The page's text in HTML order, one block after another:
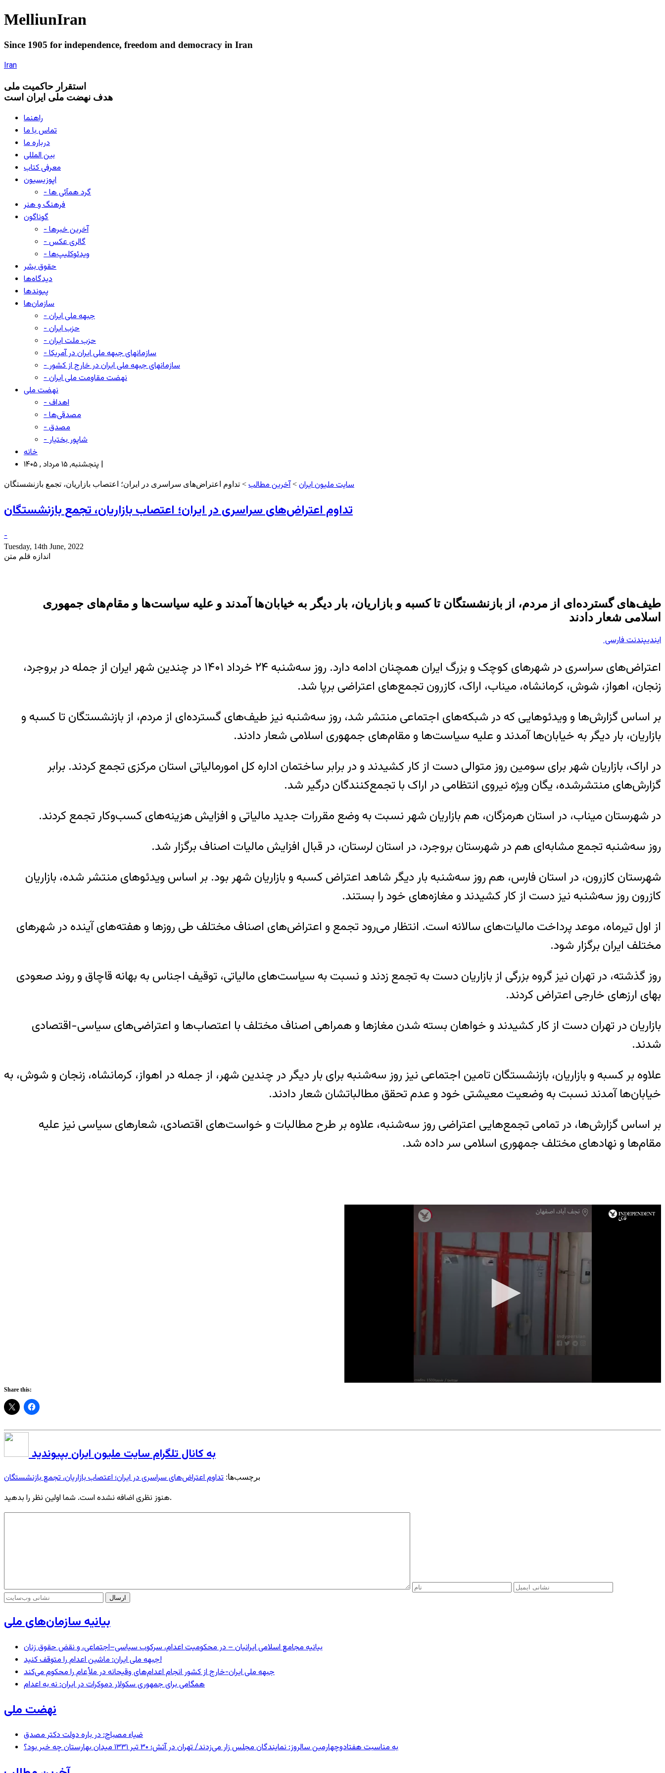
MelliunIran
Since 1905 for independence, freedom and democracy in Iran
Iran
استقرار حاکميت ملی
هدف نهضت ملی ایران است
راهنما
تماس با ما
درباره ما
بین المللی
معرفی کتاب
اپوزیسیون
- گرد همآئی ها
فرهنگ و هنر
گوناگون
- آخرین خبرها
- گالری عکس
- ویدئوکلیپ‌ها
حقوق بشر
دیدگاه‌ها
پیوندها
سازمان‌ها
- جبهه ملی ایران
- حزب ایران
- حزب ملت ایران
- سازمانهای جبهه ملی ایران در آمریکا
- سازمانهای جبهه ملی ایران در خارج از کشور
- نهضت مقاومت ملی ایران
نهضت ملی
- اهداف
- مصدقی‌ها
- مصدق
- شاپور بختیار
خانه
پنجشنبه, ۱۵ مرداد , ۱۴۰۵ |
سایت ملیون ایران >آخرین مطالب > تداوم اعتراض‌های سراسری در ایران؛ اعتصاب بازاریان، تجمع بازنشستگان
تداوم اعتراض‌های سراسری در ایران؛ اعتصاب بازاریان، تجمع بازنشستگان
-
Tuesday, 14th June, 2022
اندازه قلم متن
طیف‌های گسترده‌ای از مردم، از بازنشستگان تا کسبه و بازاریان، بار دیگر به خیابان‌ها آمدند و علیه سیاست‌ها و مقام‌های جمهوری
اسلامی شعار دادند
ایندیپندنت فارسی
اعتراض‌های سراسری در شهرهای کوچک و بزرگ ایران همچنان ادامه دارد. روز سه‌‌شنبه ۲۴ خرداد ۱۴۰۱ در چندین شهر ایران از جمله در بروجرد،
زنجان، اهواز، شوش، کرمانشاه، میناب، اراک، کازرون تجمع‌های اعتراضی برپا شد.
بر اساس گزارش‌ها و ویدئوهایی که در شبکه‌های اجتماعی منتشر شد، روز سه‌شنبه نیز طیف‌های گسترده‌ای از مردم، از بازنشستگان تا کسبه و
بازاریان، بار دیگر به خیابان‌ها آمدند و علیه سیاست‌ها و مقام‌های جمهوری اسلامی شعار دادند.
در اراک، بازاریان شهر برای سومین روز متوالی دست از کار کشیدند و در برابر ساختمان اداره کل امورمالیاتی استان مرکزی تجمع کردند. برابر
گزارش‌های منتشرشده، یگان ویژه نیروی انتظامی در اراک با تجمع‌کنندگان درگیر شد.
در شهرستان میناب، در استان هرمزگان، هم بازاریان شهر نسبت به وضع مقررات جدید مالیاتی و افزایش هزینه‌های کسب‌وکار تجمع کردند.
روز سه‌شنبه تجمع‌ مشابه‌ای هم در شهرستان بروجرد، در استان لرستان، در قبال افزایش مالیات اصناف برگزار شد.
شهرستان کازرون، در استان فارس، هم روز سه‌شنبه بار دیگر شاهد اعتراض‌ کسبه و بازاریان شهر بود. بر اساس ویدئوهای منتشر شده، بازاریان
کازرون روز سه‌شنبه نیز دست از کار کشیدند و مغازه‌های خود را بستند.
از اول تیرماه، موعد پرداخت مالیات‌های سالانه است. انتظار می‌رود تجمع و اعتراض‌های اصناف مختلف طی روزها و هفته‌های آینده در شهرهای
مختلف ایران برگزار شود.
روز گذشته، در تهران نیز گروه بزرگی از بازاریان دست به تجمع زدند و نسبت به سیاست‌های مالیاتی، توقیف اجناس به بهانه قاچاق و روند صعودی
بهای ارزهای خارجی اعتراض کردند.
بازاریان در تهران دست از کار کشیدند و خواهان بسته شدن مغازها و همراهی اصناف مختلف با اعتصاب‌ها و اعتراضی‌های سیاسی-اقتصادی
شدند.
علاوه بر کسبه و بازاریان، بازنشستگان تامین اجتماعی نیز روز سه‌شنبه برای بار دیگر در چندین شهر، از جمله در اهواز، کرمانشاه، زنجان و شوش، به
خیابان‌ها آمدند نسبت به وضعیت معیشتی خود و عدم تحقق مطالباتشان شعار دادند.
بر اساس گزارش‌ها، در تمامی تجمع‌هایی اعتراضی روز سه‌شنبه، علاوه بر طرح مطالبات و خواست‌های اقتصادی، شعارهای سیاسی نیز علیه
مقام‌ها و نهادهای مختلف جمهوری اسلامی سر داده شد.
Share this:
به کانال تلگرام سایت ملیون ایران بپیوندید
برچسب‌ها: تداوم اعتراض‌های سراسری در ایران؛ اعتصاب بازاریان، تجمع بازنشستگان
هنوز نظری اضافه نشده است. شما اولین نظر را بدهید.
بیانیه سازمان‌های ملی
بیانیه مجامع اسلامی ایرانیان – در محکومیت اعدام، سرکوب سیاسی–اجتماعی، و نقض حقوق زنان
جبهه ملی ایران: ماشین اعدام را متوقف کنید!
جبهه ملی ایران-خارج از کشور انجام اعدام‌های وقیحانه در ملأِعام را محکوم می‌کند
همگامی برای جمهوری سکولار دموکرات در ایران: نه به اعدام
نهضت ملی
ضیاء مصباح: در باره دولت دکتر مصدق
به مناسبت هفتادوچهارمین سالروز: نمایندگان مجلس زار می‌زدند/ تهران در آتش؛ ۳۰ تیر ۱۳۳۱ میدان بهارستان چه خبر بود؟